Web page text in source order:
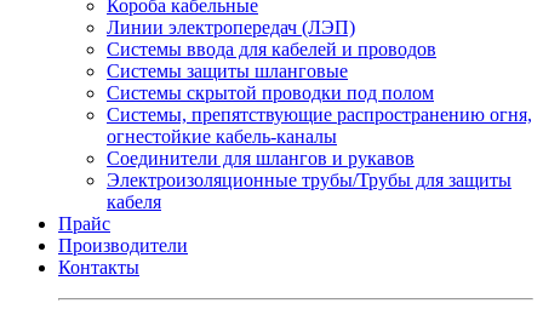
Короба кабельные
Линии электропередач (ЛЭП)
Системы ввода для кабелей и проводов
Системы защиты шланговые
Системы скрытой проводки под полом
Системы, препятствующие распространению огня,
огнестойкие кабель-каналы
Соединители для шлангов и рукавов
Электроизоляционные трубы/Трубы для защиты
кабеля
Прайс
Производители
Контакты